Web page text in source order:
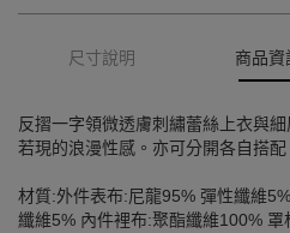
尺寸說明 商品資
反摺一字領微透膚刺繡蕾絲上衣與
若現的浪漫性感。亦可分開各自搭
材質:外件表布:尼龍95% 彈性纖維
纖維5% 內件裡布:聚酯纖維100%